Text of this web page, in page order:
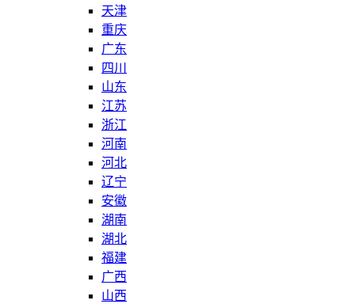
天津
重庆
广东
四川
山东
江苏
浙江
河南
河北
辽宁
安徽
湖南
湖北
福建
广西
山西